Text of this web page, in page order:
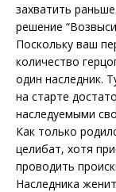
захватить
решение
Поскольку ваш
количество
один наследник.
на старте
наследуемыми
Как только
целибат, хотя
проводить
Наследника